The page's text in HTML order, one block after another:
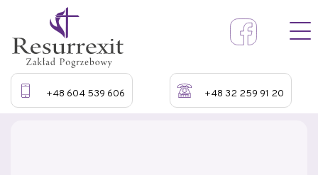
+48 604 539 606 +48 32 259 91 20